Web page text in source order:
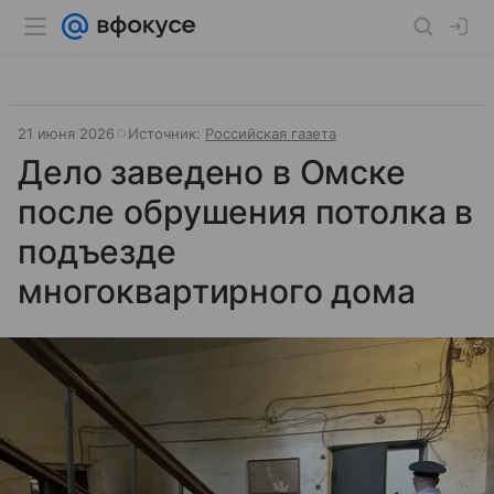
21 июня 2026 Источник: Российская газета
Дело заведено в Омске
после обрушения потолка в
подъезде
многоквартирного дома